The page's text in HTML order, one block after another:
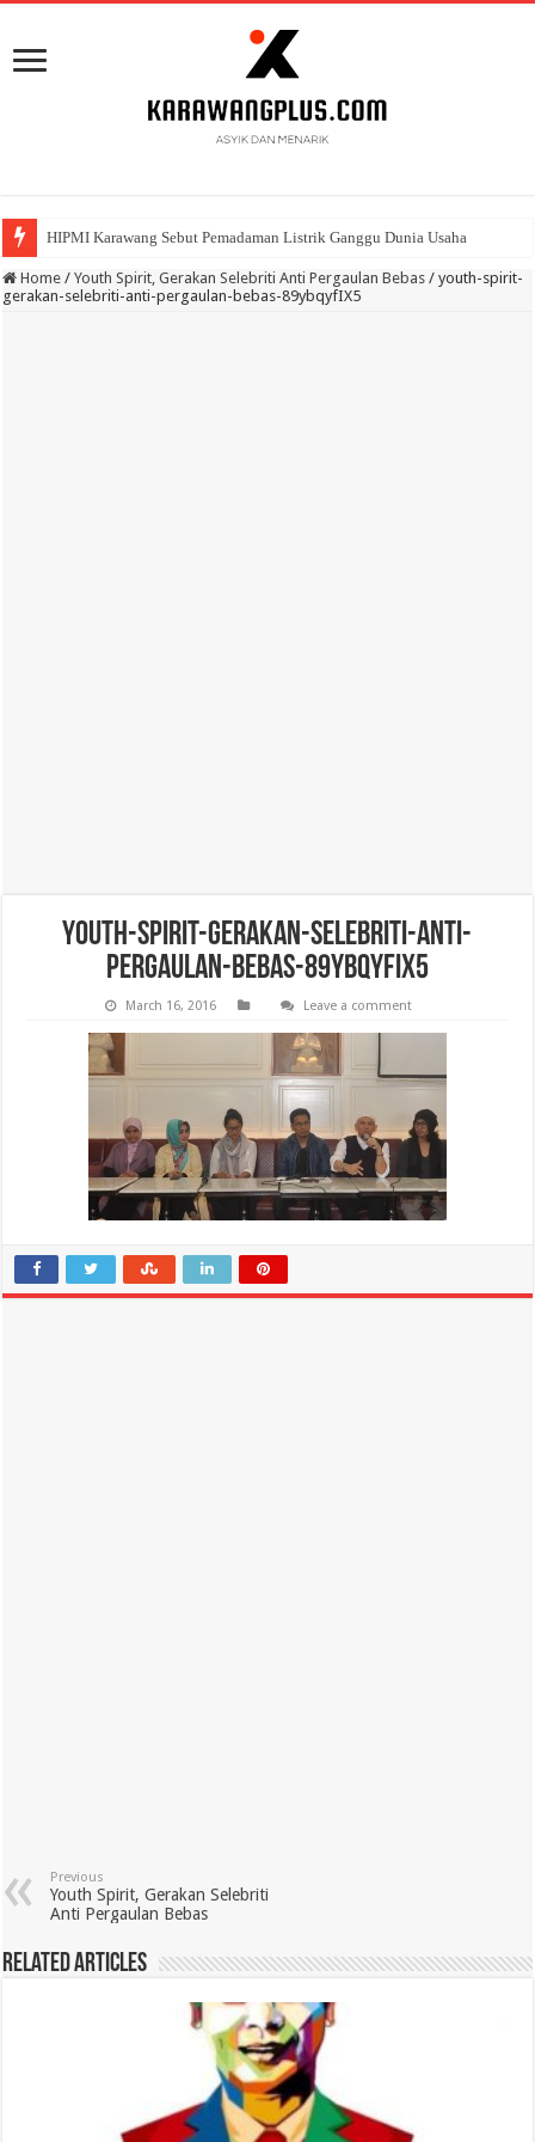
HIPMI Karawang Sebut Pemadaman Listrik Ganggu Dunia Usaha
BPK Ganjar WTP ke 11 Pada Laporan Keuangan Pemda Karawang
Home / Youth Spirit, Gerakan Selebriti Anti Pergaulan Bebas / youth-spirit-
gerakan-selebriti-anti-pergaulan-bebas-89ybqyfIX5
youth-spirit-gerakan-selebriti-anti-
pergaulan-bebas-89ybqyfIX5
March 16, 2016 Leave a comment
Previous
Youth Spirit, Gerakan Selebriti
Anti Pergaulan Bebas
Related Articles